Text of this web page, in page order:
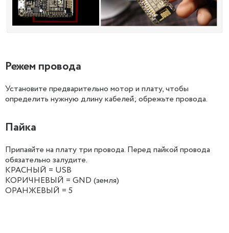
Режем провода
Установите предварительно мотор и плату, чтобы
определить нужную длину кабелей; обрежьте провода.
Пайка
Припаяйте на плату три провода. Перед пайкой провода
обязательно залудите.
КРАСНЫЙ = USB
КОРИЧНЕВЫЙ = GND (земля)
ОРАНЖЕВЫЙ = 5